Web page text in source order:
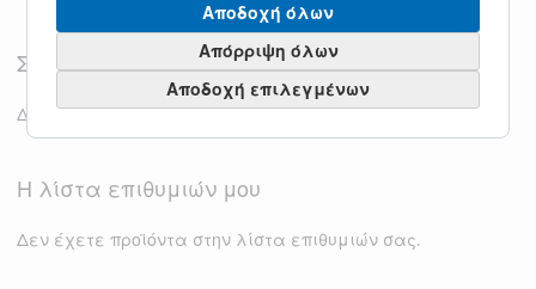
Σύγκριση Προϊόντων
Δεν έχετε επιλέξει προϊόντα για σύγκριση.
Η λίστα επιθυμιών μου
Δεν έχετε προϊόντα στην λίστα επιθυμιών σας.
Αποδοχή όλων
Απόρριψη όλων
Αποδοχή επιλεγμένων